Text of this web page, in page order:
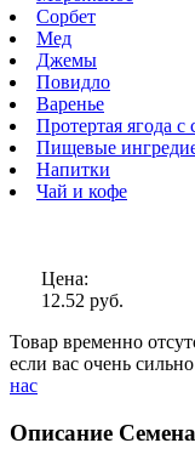
Сорбет
Мед
Джемы
Повидло
Варенье
Протертая ягода с
Пищевые
Напитки
Чай и кофе
Цена:
12.52 руб.
Товар временно
если вас очень
нас
Описание